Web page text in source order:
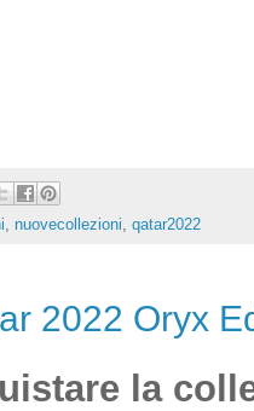
, nuovecollezioni, qatar2022
2022 Oryx
la